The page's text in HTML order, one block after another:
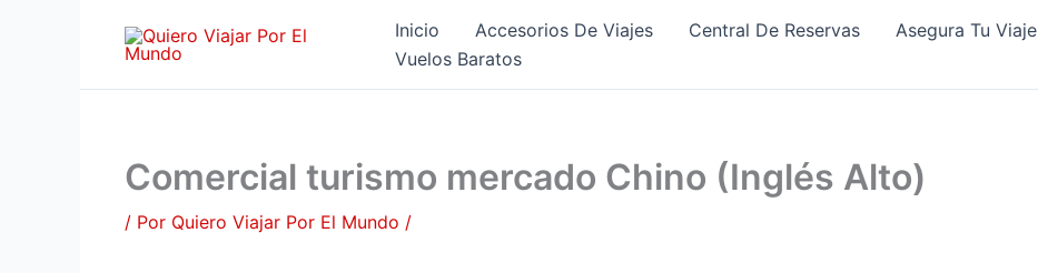
Inicio Accesorios De Viajes Central De Reservas Asegura Tu Viaje
Vuelos Baratos
Comercial turismo mercado Chino (Inglés Alto)
/ Por Quiero Viajar Por El Mundo /